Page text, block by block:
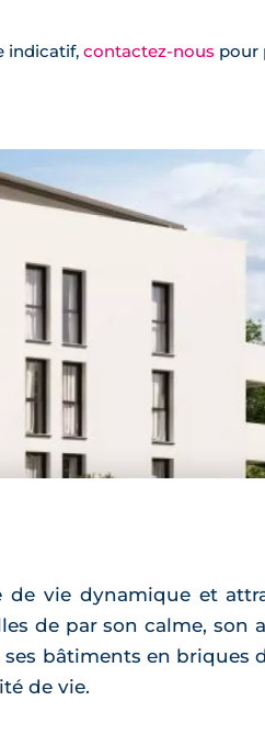
indicatif, contactez-nous pour
vie dynamique et
de par son calme, son
bâtiments en briques
de vie.